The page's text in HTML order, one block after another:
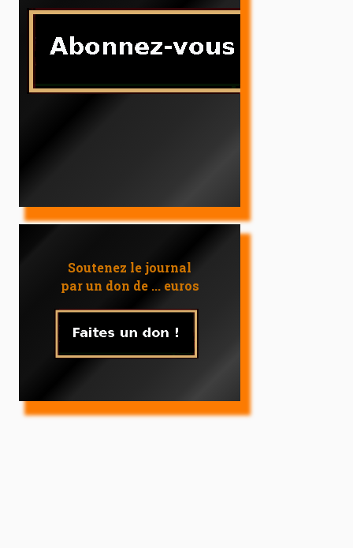
Soutenez le journal
par un don de ... euros